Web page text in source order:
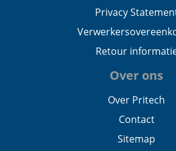
Privacy
Retour
Over ons
Over Pritech
Contact
Sitemap